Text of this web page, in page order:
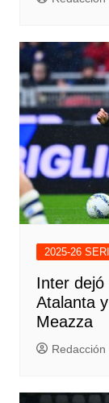
2025-26
Inter dejó
Atalanta
Meazza